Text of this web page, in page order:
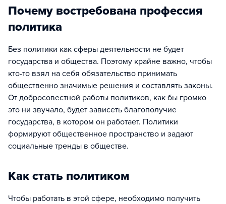
Почему востребована профессия
политика
Без политики как сферы деятельности не будет
государства и общества. Поэтому крайне важно, чтобы
кто-то взял на себя обязательство принимать
общественно значимые решения и составлять законы.
От добросовестной работы политиков, как бы громко
это ни звучало, будет зависеть благополучие
государства, в котором он работает. Политики
формируют общественное пространство и задают
социальные тренды в обществе.
Как стать политиком
Чтобы работать в этой сфере, необходимо получить